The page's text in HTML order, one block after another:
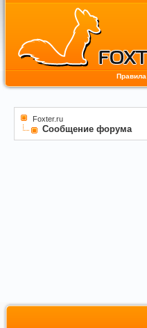
Правила
Foxter.ru
Сообщение форума